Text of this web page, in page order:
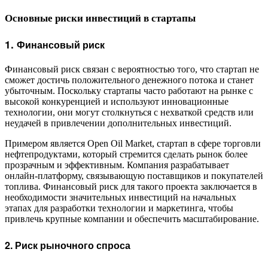
Основные риски инвестиций в стартапы
1. Финансовый риск
Финансовый риск связан с вероятностью того, что стартап не
сможет достичь положительного денежного потока и станет
убыточным. Поскольку стартапы часто работают на рынке с
высокой конкуренцией и используют инновационные
технологии, они могут столкнуться с нехваткой средств или
неудачей в привлечении дополнительных инвестиций.
Примером является Open Oil Market, стартап в сфере торговли
нефтепродуктами, который стремится сделать рынок более
прозрачным и эффективным. Компания разрабатывает
онлайн-платформу, связывающую поставщиков и покупателей
топлива. Финансовый риск для такого проекта заключается в
необходимости значительных инвестиций на начальных
этапах для разработки технологии и маркетинга, чтобы
привлечь крупные компании и обеспечить масштабирование.
2. Риск рыночного спроса